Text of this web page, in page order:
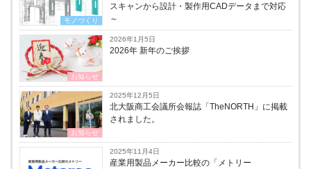
モノづくり
スキャンから設計・製作用CADデータまで対応
～
お知らせ
2026年1月5日
2026年 新年のご挨拶
お知らせ
2025年12月5日
北大阪商工会議所会報誌「TheNORTH」に掲載
されました。
2025年11月4日
産業用製品メーカー比較の「メトリー